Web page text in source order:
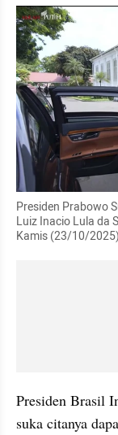
Presiden Prabowo
Luiz Inacio Lula da
Kamis (23/10/
Presiden Brasil
suka citanya